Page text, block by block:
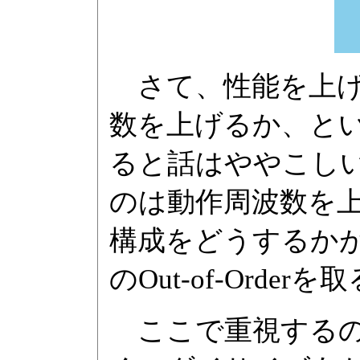
さて、性能を上
数を上げるか、と
ると話はややこし
のは動作周波数を
構成をどうするか
のOut-of-Orderを
ここで重視する